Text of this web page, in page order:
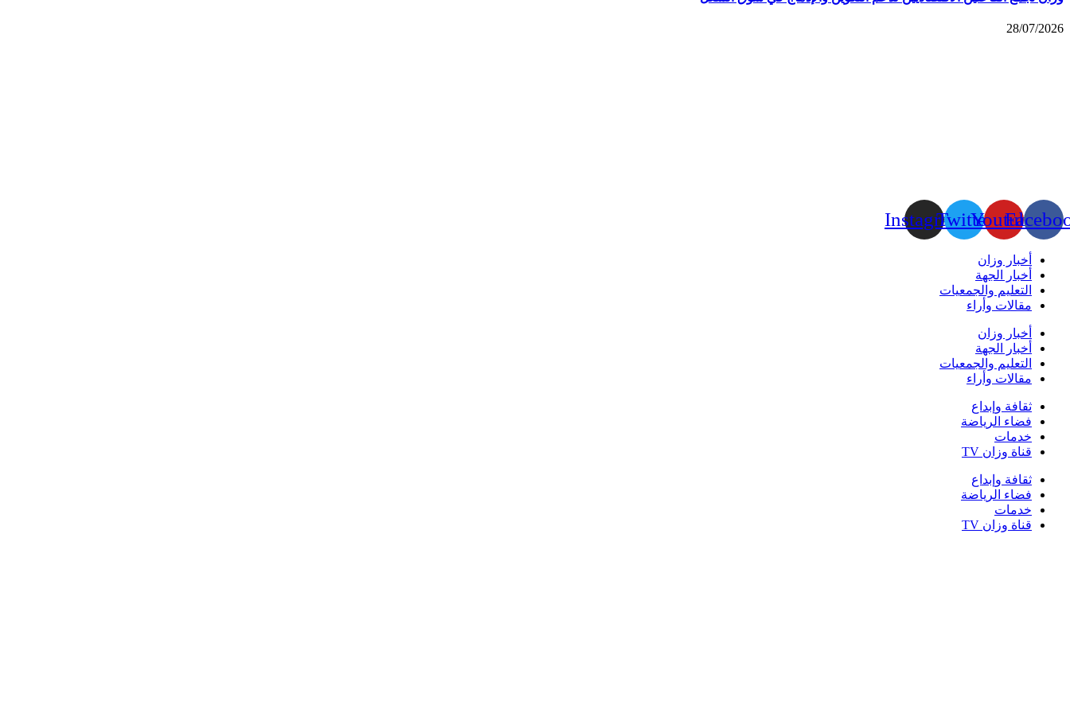
28/07/2026
Youtube
Twitter
Instagram
أخبار وزان
أخبار الجهة
التعليم والجمعيات
مقالات وأراء
أخبار وزان
أخبار الجهة
التعليم والجمعيات
مقالات وأراء
ثقافة وإبداع
فضاء الرياضة
خدمات
قناة وزان TV
ثقافة وإبداع
فضاء الرياضة
خدمات
قناة وزان TV